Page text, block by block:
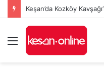
Keşan’da Kozköy
Menü